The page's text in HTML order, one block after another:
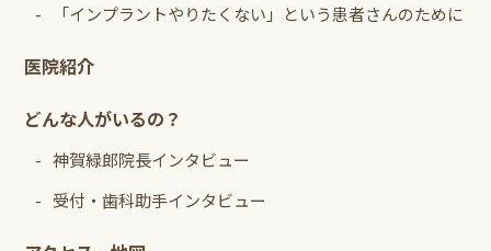
「インプラントやりたくない」という患者さんのために
医院紹介
どんな人がいるの？
神賀緑郎院長インタビュー
受付・歯科助手インタビュー